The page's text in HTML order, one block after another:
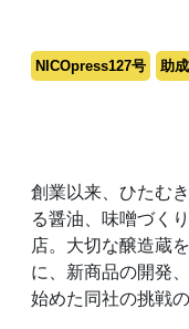
NICOpress127号 助
創業以来、ひたむ
る醤油、味噌づく
店。大切な醸造蔵
に、新商品の開発
始めた同社の挑戦